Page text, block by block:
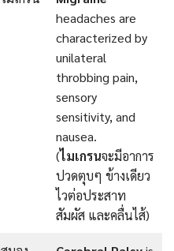
headaches are
characterized by
unilateral
throbbing pain,
sensory
sensitivity, and
nausea.
(ไมเกรนจะมีอาการ
ปวดตุบๆ ข้างเดียว
ไวต่อประสาท
สัมผัส และคลื่นไส้)